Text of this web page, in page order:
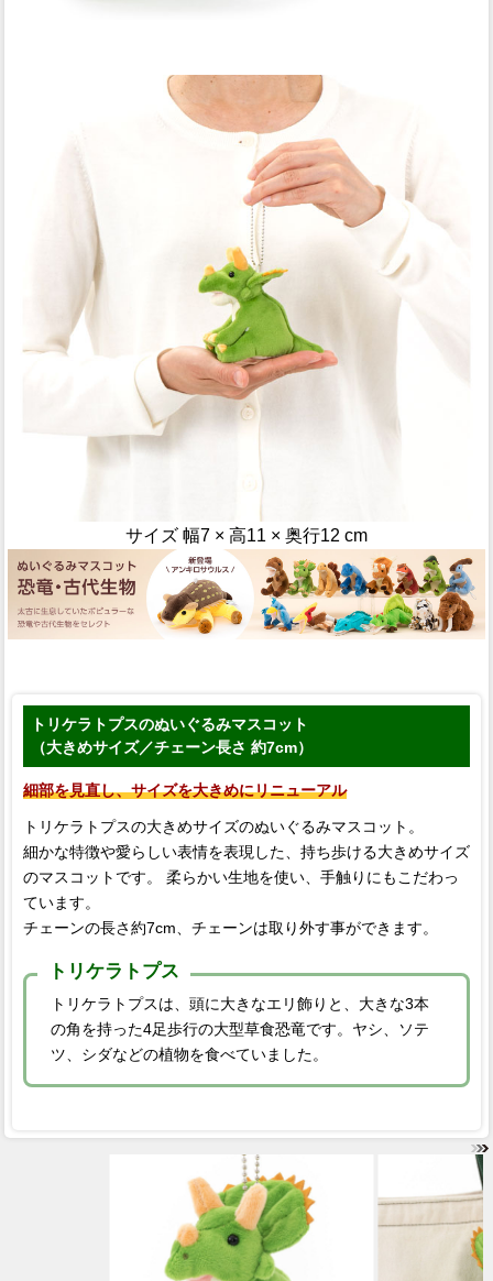
サイズ 幅7 × 高11 × 奥行12 cm
トリケラトプスのぬいぐるみマスコット
（大きめサイズ／チェーン長さ 約7cm）
細部を見直し、サイズを大きめにリニューアル
トリケラトプスの大きめサイズのぬいぐるみマスコット。
細かな特徴や愛らしい表情を表現した、持ち歩ける大きめサイズ
のマスコットです。 柔らかい生地を使い、手触りにもこだわっ
ています。
チェーンの長さ約7cm、チェーンは取り外す事ができます。
トリケラトプス
トリケラトプスは、頭に大きなエリ飾りと、大きな3本
の角を持った4足歩行の大型草食恐竜です。ヤシ、ソテ
ツ、シダなどの植物を食べていました。